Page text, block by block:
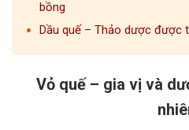
bồng
Dầu quế – Thảo dược được
Vỏ quế – gia vị và